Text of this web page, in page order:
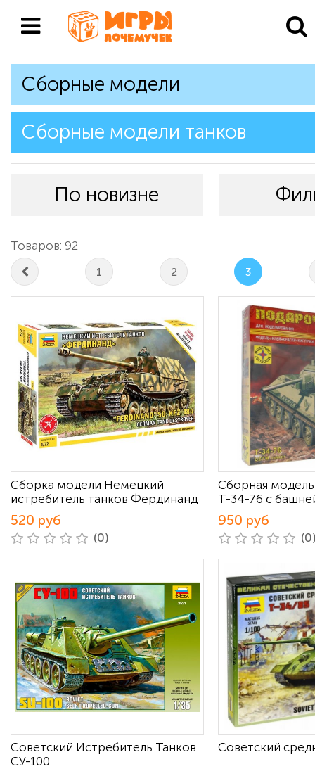
Сборные модели
Сборные модели танков
По новизне
Товаров: 92
1 2 3
Сборка модели Немецкий
истребитель танков Фердинанд
520 руб
(0)
Сборная
Т-34-76 с
950 руб
Советский Истребитель Танков
СУ-100
Советский